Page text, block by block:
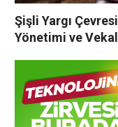
Şişli Yargı
Yönetimi ve